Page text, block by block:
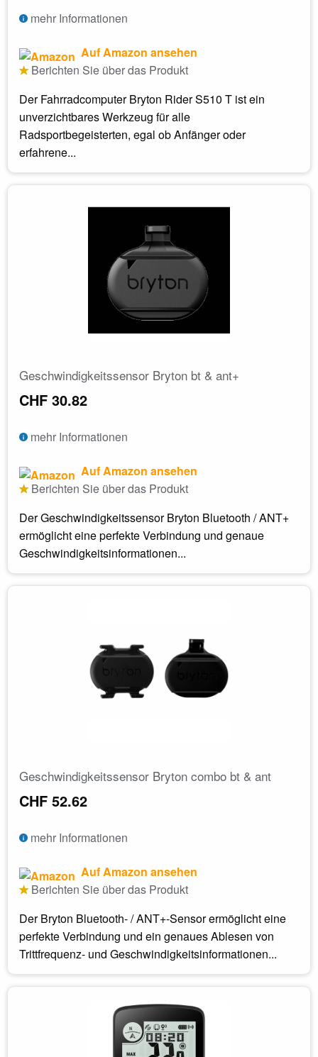
mehr Informationen
Auf Amazon ansehen
Berichten Sie über das Produkt
Der Fahrradcomputer Bryton Rider S510 T ist ein
unverzichtbares Werkzeug für alle
Radsportbegeisterten, egal ob Anfänger oder
erfahrene...
Geschwindigkeitssensor Bryton bt & ant+
CHF 30.82
mehr Informationen
Auf Amazon ansehen
Berichten Sie über das Produkt
Der Geschwindigkeitssensor Bryton Bluetooth / ANT+
ermöglicht eine perfekte Verbindung und genaue
Geschwindigkeitsinformationen...
Geschwindigkeitssensor Bryton combo bt & ant
CHF 52.62
mehr Informationen
Auf Amazon ansehen
Berichten Sie über das Produkt
Der Bryton Bluetooth- / ANT+-Sensor ermöglicht eine
perfekte Verbindung und ein genaues Ablesen von
Trittfrequenz- und Geschwindigkeitsinformationen...